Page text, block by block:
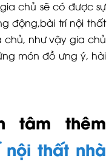
chủ sẽ có được sự
động,bài trí nội thất
chủ, như vậy gia chủ
món đồ ưng ý, hài
tâm thêm
thất nhà